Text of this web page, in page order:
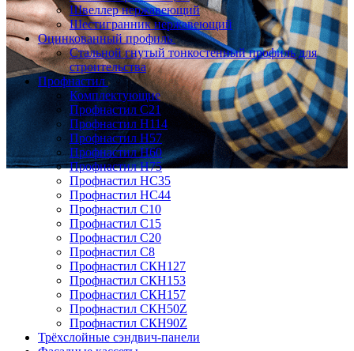
Швеллер нержавеющий
Шестигранник нержавеющий
Оцинкованный профиль
Стальной гнутый тонкостенный профиль для
строительства
Профнастил
Комплектующие
Профнастил C21
Профнастил Н114
Профнастил Н57
Профнастил Н60
Профнастил Н75
Профнастил НС35
Профнастил НС44
Профнастил С10
Профнастил С15
Профнастил С20
Профнастил С8
Профнастил СКН127
Профнастил СКН153
Профнастил СКН157
Профнастил СКН50Z
Профнастил СКН90Z
Трёхслойные сэндвич-панели